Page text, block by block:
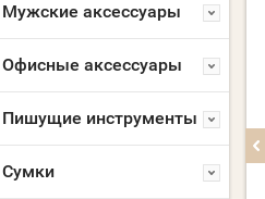
Мужские аксессуары
Офисные аксессуары
Пишущие инструменты
Сумки
МАСКА МНОГОРАЗОВАЯ